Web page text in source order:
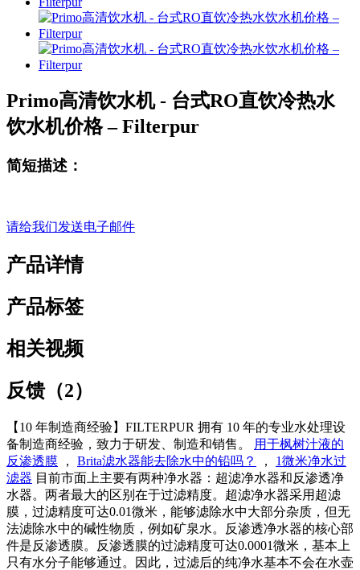
Primo高清饮水机 - 台式RO直饮冷热水
饮水机价格 – Filterpur
简短描述：
请给我们发送电子邮件
产品详情
产品标签
相关视频
反馈（2）
【10 年制造商经验】FILTERPUR 拥有 10 年的专业水处理设
备制造商经验，致力于研发、制造和销售。
用于枫树汁液的
反渗透膜 ， Brita滤水器能去除水中的铅吗？ ， 1微米净水过
滤器 目前市面上主要有两种净水器：超滤净水器和反渗透净
水器。两者最大的区别在于过滤精度。超滤净水器采用超滤
膜，过滤精度可达0.01微米，能够滤除水中大部分杂质，但无
法滤除水中的碱性物质，例如矿泉水。反渗透净水器的核心部
件是反渗透膜。反渗透膜的过滤精度可达0.0001微米，基本上
只有水分子能够通过。因此，过滤后的纯净水基本不会在水壶